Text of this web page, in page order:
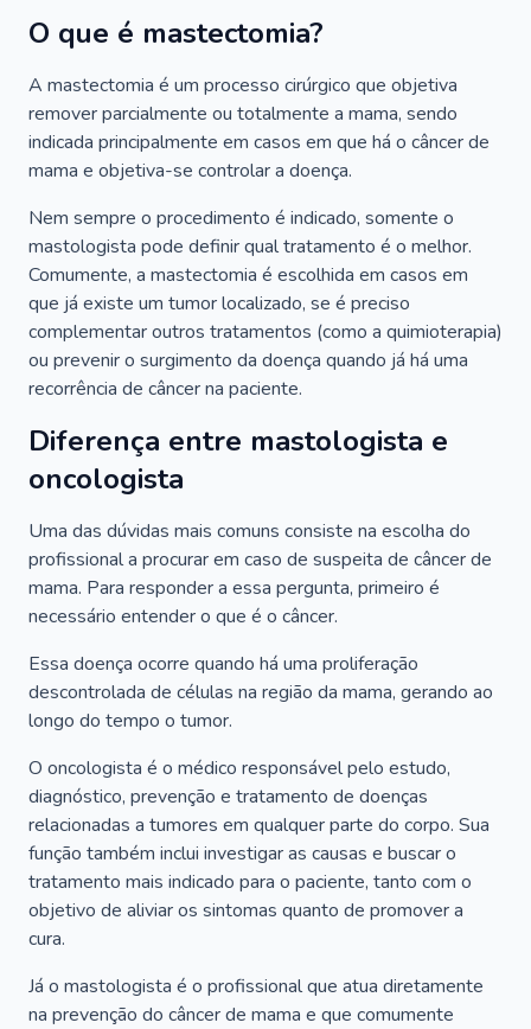
O que é mastectomia?
A mastectomia é um processo cirúrgico que objetiva
remover parcialmente ou totalmente a mama, sendo
indicada principalmente em casos em que há o câncer de
mama e objetiva-se controlar a doença.
Nem sempre o procedimento é indicado, somente o
mastologista pode definir qual tratamento é o melhor.
Comumente, a mastectomia é escolhida em casos em
que já existe um tumor localizado, se é preciso
complementar outros tratamentos (como a quimioterapia)
ou prevenir o surgimento da doença quando já há uma
recorrência de câncer na paciente.
Diferença entre mastologista e
oncologista
Uma das dúvidas mais comuns consiste na escolha do
profissional a procurar em caso de suspeita de câncer de
mama. Para responder a essa pergunta, primeiro é
necessário entender o que é o câncer.
Essa doença ocorre quando há uma proliferação
descontrolada de células na região da mama, gerando ao
longo do tempo o tumor.
O oncologista é o médico responsável pelo estudo,
diagnóstico, prevenção e tratamento de doenças
relacionadas a tumores em qualquer parte do corpo. Sua
função também inclui investigar as causas e buscar o
tratamento mais indicado para o paciente, tanto com o
objetivo de aliviar os sintomas quanto de promover a
cura.
Já o mastologista é o profissional que atua diretamente
na prevenção do câncer de mama e que comumente